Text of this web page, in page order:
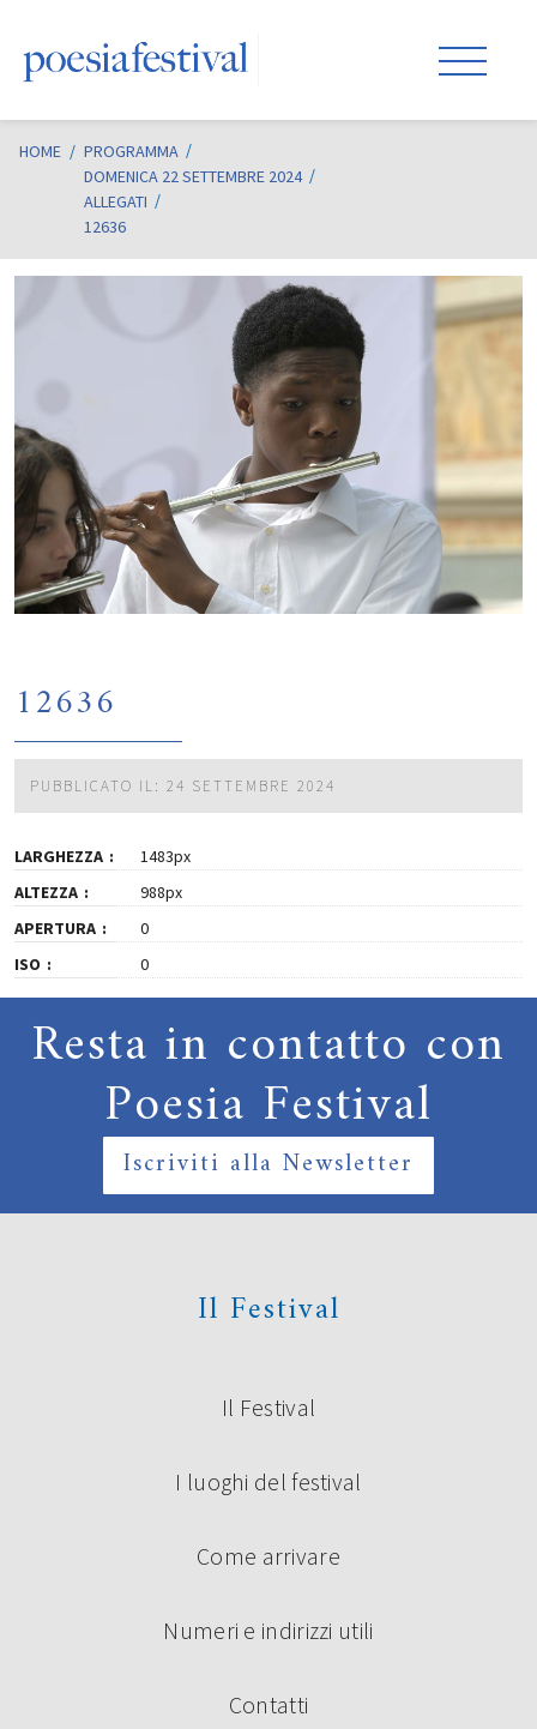
HOME / PROGRAMMA
DOMENICA 22 SETTEMBRE 2024
ALLEGATI
12636
12636
PUBBLICATO IL: 24 SETTEMBRE 2024
LARGHEZZA
1483px
ALTEZZA
988px
APERTURA
0
ISO
0
Resta in contatto con
Poesia Festival
Iscriviti alla Newsletter
Il Festival
Il Festival
I luoghi del festival
Come arrivare
Numeri e indirizzi utili
Contatti